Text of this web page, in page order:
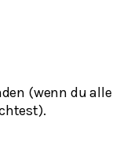
(wenn du alle